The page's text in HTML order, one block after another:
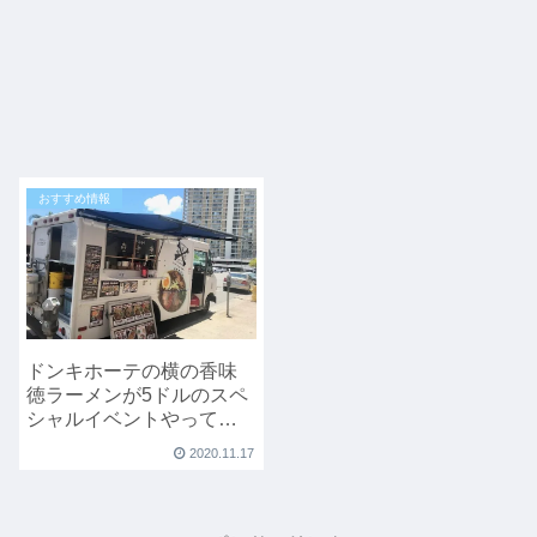
おすすめ情報
ドンキホーテの横の香味
徳ラーメンが5ドルのスペ
シャルイベントやってま
2020.11.17